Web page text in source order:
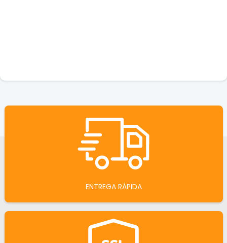
ENTREGA RÁPIDA